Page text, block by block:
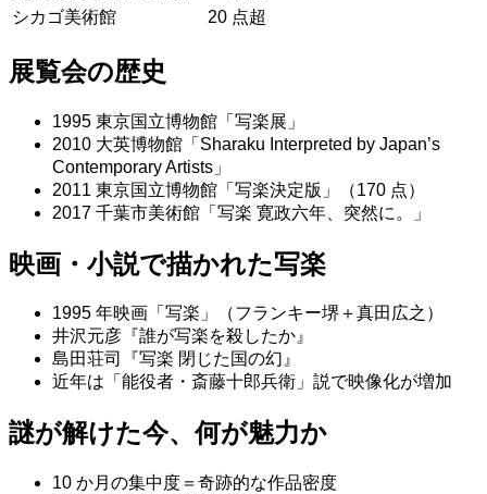
シカゴ美術館
20 点超
展覧会の歴史
1995 東京国立博物館「写楽展」
2010 大英博物館「Sharaku Interpreted by Japan’s
Contemporary Artists」
2011 東京国立博物館「写楽決定版」（170 点）
2017 千葉市美術館「写楽 寛政六年、突然に。」
映画・小説で描かれた写楽
1995 年映画「写楽」（フランキー堺＋真田広之）
井沢元彦『誰が写楽を殺したか』
島田荘司『写楽 閉じた国の幻』
近年は「能役者・斎藤十郎兵衛」説で映像化が増加
謎が解けた今、何が魅力か
10 か月の集中度＝奇跡的な作品密度